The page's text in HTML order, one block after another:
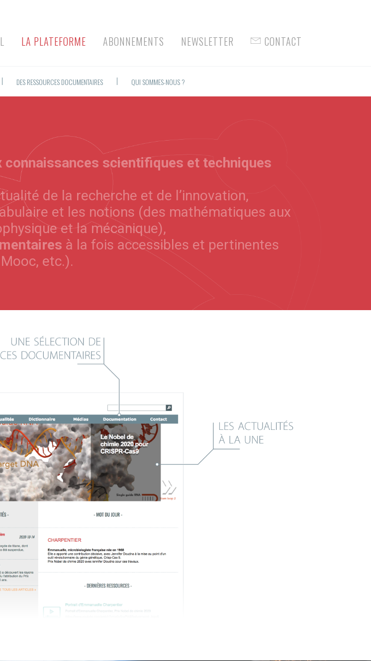
LA PLATEFORME ABONNEMENTS NEWSLETTER CONTACT
DES RESSOURCES DOCUMENTAIRES QUI SOMMES-NOUS ?
scientifiques et techniques
de la recherche et de l’innovation,
et les notions (des mathématiques aux
et la mécanique),
à la fois accessibles et pertinentes
etc.).